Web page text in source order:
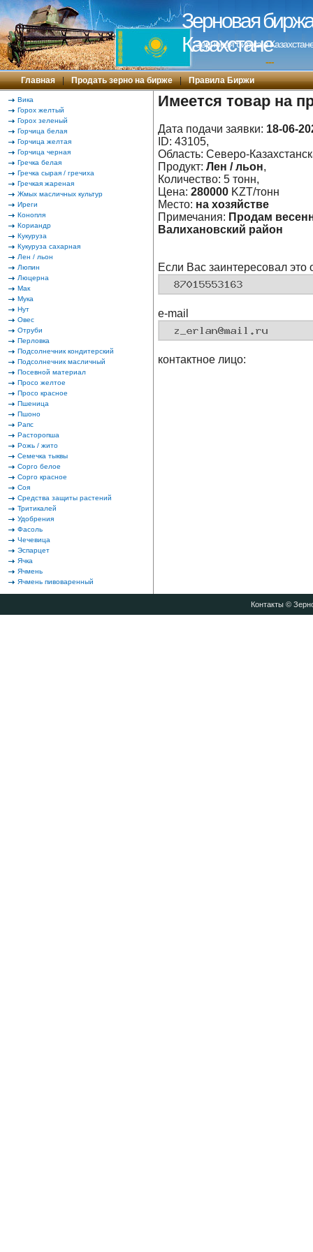
Зерновая
Казахстане
Зерновая биржа в
---
Главная | Продать зерно на бирже | Правила Биржи
Вика
Горох желтый
Горох зеленый
Горчица белая
Горчица желтая
Горчица черная
Гречка белая
Гречка сырая / гречиха
Гречкая жареная
Жмых масличных культур
Иреги
Конопля
Кориандр
Кукуруза
Кукуруза сахарная
Лен / льон
Люпин
Люцерна
Мак
Мука
Нут
Овес
Отруби
Перловка
Подсолнечник кондитерский
Подсолнечник масличный
Посевной материал
Просо желтое
Просо красное
Пшеница
Пшоно
Рапс
Расторопша
Рожь / жито
Семечка тыквы
Сорго белое
Сорго красное
Соя
Средства защиты растений
Тритикалей
Удобрения
Фасоль
Чечевица
Эспарцет
Ячка
Ячмень
Ячмень пивоваренный
Имеется товар на
Дата подачи заявки: 18-06-
ID: 43105,
Область: Северо-
Продукт: Лен / льон,
Количество: 5 тонн,
Цена: 280000 KZT/тонн
Место: на хозяйстве
Примечания: Продам
Валихановский район
Если Вас заинтересовал это
e-mail
контактное лицо:
Контакты©